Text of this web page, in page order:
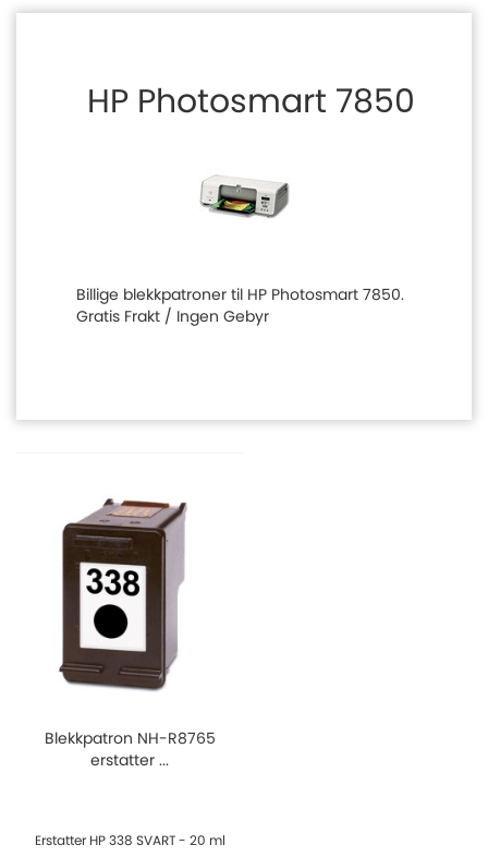
HP Photosmart 7850
Billige blekkpatroner til HP Photosmart 7850.
Gratis Frakt / Ingen Gebyr
Blekkpatron NH-R8765
erstatter ...
Erstatter HP 338 SVART - 20 ml